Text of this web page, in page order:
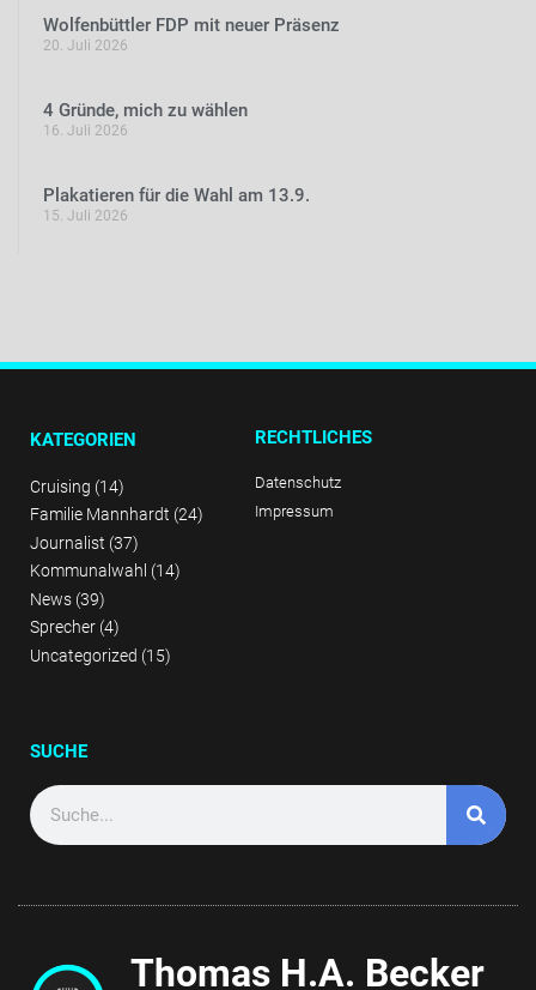
Wolfenbüttler FDP mit neuer Präsenz
20. Juli 2026
4 Gründe, mich zu wählen
16. Juli 2026
Plakatieren für die Wahl am 13.9.
15. Juli 2026
KATEGORIEN
Cruising (14)
Familie Mannhardt (24)
Journalist (37)
Kommunalwahl (14)
News (39)
Sprecher (4)
Uncategorized (15)
RECHTLICHES
Datenschutz
Impressum
SUCHE
Thomas H.A. Becker